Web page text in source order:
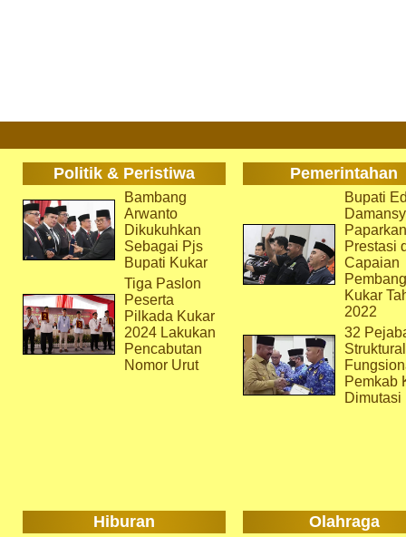
Politik & Peristiwa Pemerintahan
Bambang
Arwanto
Dikukuhkan
Sebagai Pjs
Bupati Kukar
Tiga Paslon
Peserta
Pilkada Kukar
2024 Lakukan
Pencabutan
Nomor Urut
Bupati
Paparkan
Prestasi
Capaian
Kukar
2022
32
Pemkab
Dimutasi
Hiburan Olahraga